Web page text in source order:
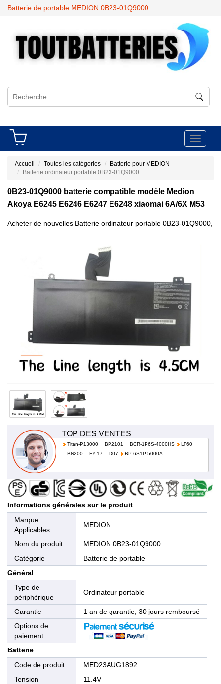
Batterie de portable MEDION 0B23-01Q9000
Toggle
Accueil Toutes les catégories
Batterie pour MEDION
Batterie ordinateur portable 0B23-01Q9000
0B23-01Q9000 batterie compatible modèle Medion
Akoya E6245 E6246 E6247 E6248 xiaomai 6A/6X M53
Acheter de nouvelles Batterie ordinateur portable 0B23-01Q9000,
TOP DES VENTES
Titan-P13000 BP2101 BCR-1P6S-4000HS
LT60
BN200
FY-17 D07 BP-6S1P-5000A
Informations générales sur le produit
Marque
Applicables
MEDION
Nom du produit
MEDION 0B23-01Q9000
Catégorie
Batterie de portable
Général
Type de
périphérique
Ordinateur portable
Garantie
1 an de garantie, 30 jours remboursé
Options de
paiement
Batterie
Code de produit
MED23AUG1892
Tension
11.4V